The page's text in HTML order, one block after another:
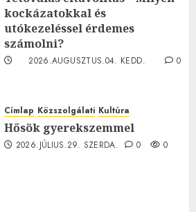
kockázatokkal és
utókezeléssel érdemes
számolni?
2026.AUGUSZTUS.04. KEDD.
0
Címlap Közszolgálati Kultúra
Hősök gyerekszemmel
2026.JÚLIUS.29. SZERDA. 0 0